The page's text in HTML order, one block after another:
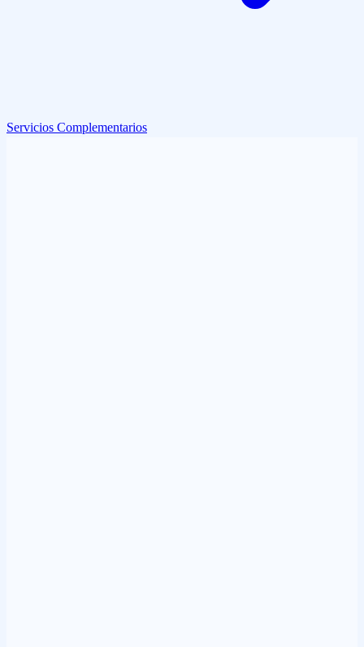
Servicios Complementarios